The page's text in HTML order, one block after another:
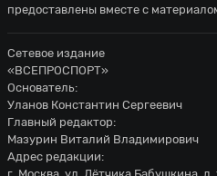
предоставлены вместе с
Сетевое издание
«ВСЕПРОСПОРТ»
Основатель:
Уланов Константин Сергеевич
Главный редактор:
Мазурин Виталий Владимирович
Адрес редакции: